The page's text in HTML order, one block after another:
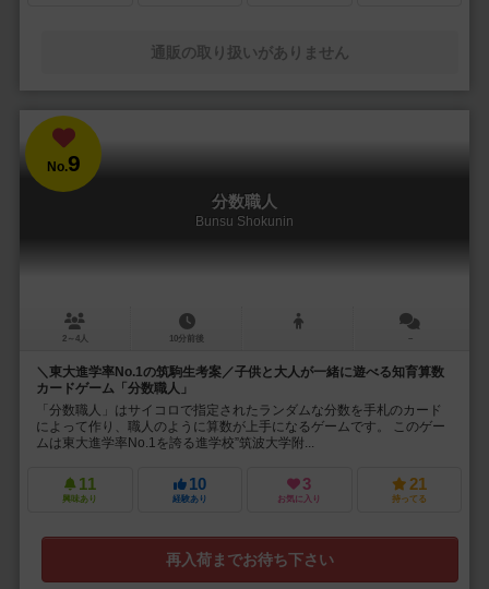
通販の取り扱いがありません
No.9
分数職人
Bunsu Shokunin
2～4人 10分前後 －
＼東大進学率No.1の筑駒生考案／子供と大人が一緒に遊べる知育算数
カードゲーム「分数職人」
「分数職人」はサイコロで指定されたランダムな分数を手札のカード
によって作り、職人のように算数が上手になるゲームです。 このゲー
ムは東大進学率No.1を誇る進学校”筑波大学附...
11
興味あり
10
経験あり
3
お気に入り
21
持ってる
再入荷までお待ち下さい